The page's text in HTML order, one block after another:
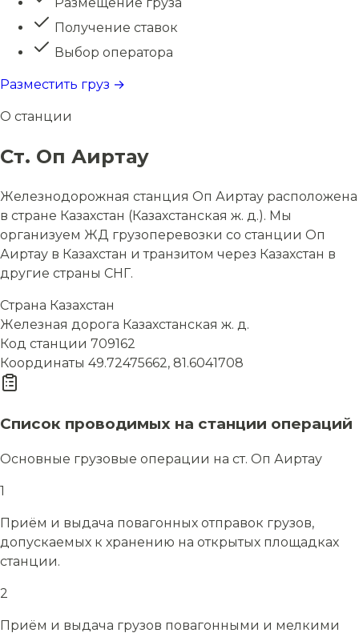
Получение ставок
Выбор оператора
Разместить груз →
О станции
Ст. Оп Аиртау
Железнодорожная станция Оп Аиртау расположена
в стране Казахстан (Казахстанская ж. д.). Мы
организуем ЖД грузоперевозки со станции Оп
Аиртау в Казахстан и транзитом через Казахстан в
другие страны СНГ.
Страна Казахстан
Железная дорога Казахстанская ж. д.
Код станции 709162
Координаты 49.72475662, 81.6041708
Список проводимых на станции операций
Основные грузовые операции на ст. Оп Аиртау
1
Приём и выдача повагонных отправок грузов,
допускаемых к хранению на открытых площадках
станции.
2
Приём и выдача грузов повагонными и мелкими